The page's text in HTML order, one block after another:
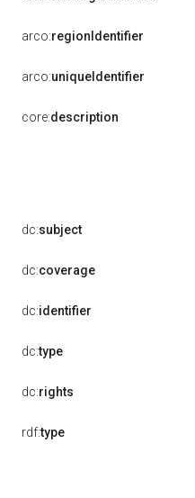
arco:regionIdentifier
arco:uniqueIdentifier
core:description
dc:subject
dc:coverage
dc:identifier
dc:type
dc:rights
rdf:type